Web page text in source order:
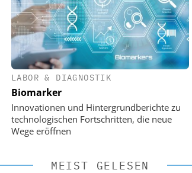
LABOR & DIAGNOSTIK
Biomarker
Innovationen und Hintergrundberichte zu
technologischen Fortschritten, die neue
Wege eröffnen
EASY SOFTWARE AG
Personalmanagement: Von digitaler
Ordnung zur KI-fähigen Steuerung
MEIST GELESEN